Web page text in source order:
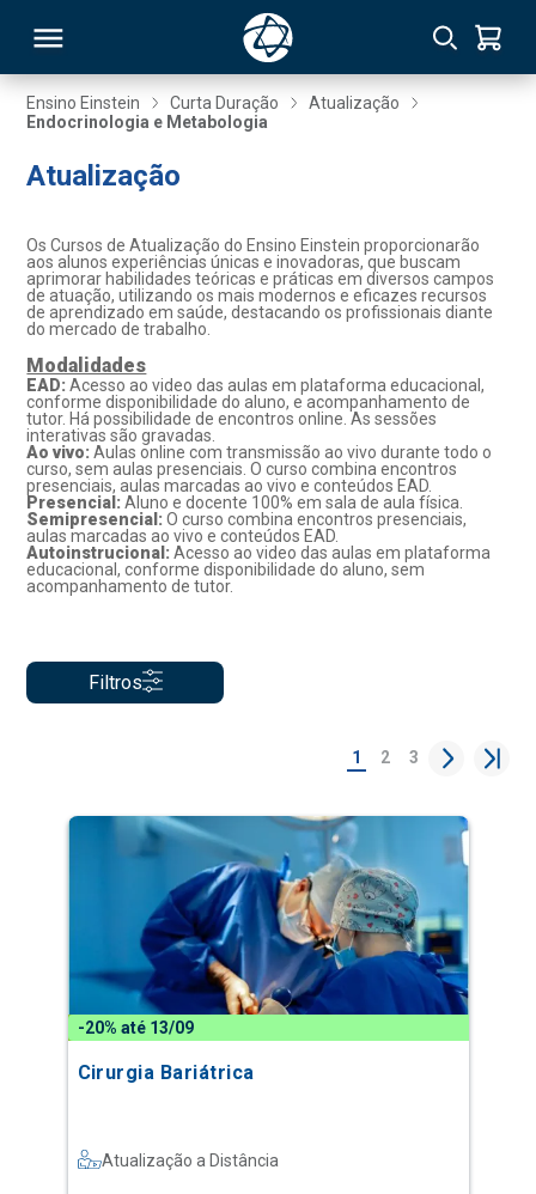
Ensino Einstein Curta Duração
Atualização
Endocrinologia e Metabologia
Atualização
Os Cursos de Atualização do Ensino Einstein proporcionarão
aos alunos experiências únicas e inovadoras, que buscam
aprimorar habilidades teóricas e práticas em diversos campos
de atuação, utilizando os mais modernos e eficazes recursos
de aprendizado em saúde, destacando os profissionais diante
do mercado de trabalho.
Modalidades
EAD:Acesso ao video das aulas em plataforma educacional,
conforme disponibilidade do aluno, e acompanhamento de
tutor. Há possibilidade de encontros online. As sessões
interativas são gravadas.
Ao vivo: Aulas online com transmissão ao vivo durante todo o
curso, sem aulas presenciais. O curso combina encontros
presenciais, aulas marcadas ao vivo e conteúdos EAD.
Presencial:Aluno e docente 100% em sala de aula física.
Semipresencial:O curso combina encontros presenciais,
aulas marcadas ao vivo e conteúdos EAD.
Autoinstrucional:Acesso ao video das aulas em plataforma
educacional, conforme disponibilidade do aluno, sem
acompanhamento de tutor.
Filtros
1 2 3
-20% até 13/09
Cirurgia Bariátrica
Atualização a Distância